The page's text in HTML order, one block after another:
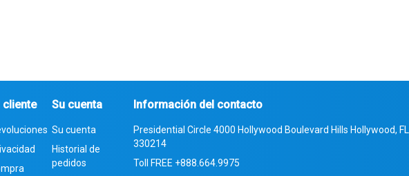
cliente Su cuenta
Su cuenta
Historial de
pedidos
Información del contacto
Presidential Circle 4000 Hollywood Boulevard Hills Hollywood, FL
330214
Toll FREE +888.664.9975